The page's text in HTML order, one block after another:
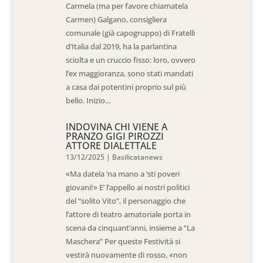
Carmela (ma per favore chiamatela
Carmen) Galgano, consigliera
comunale (già capogruppo) di Fratelli
d’Italia dal 2019, ha la parlantina
sciolta e un cruccio fisso: loro, ovvero
l’ex maggioranza, sono stati mandati
a casa dai potentini proprio sul più
bello. Inizio...
INDOVINA CHI VIENE A
PRANZO GIGI PIROZZI
ATTORE DIALETTALE
13/12/2025 | Basilicatanews
«Ma datela ‘na mano a ‘sti poveri
giovani!» E’ l’appello ai nostri politici
del “solito Vito”, il personaggio che
l’attore di teatro amatoriale porta in
scena da cinquant’anni, insieme a “La
Maschera” Per queste Festività si
vestirà nuovamente di rosso, «non